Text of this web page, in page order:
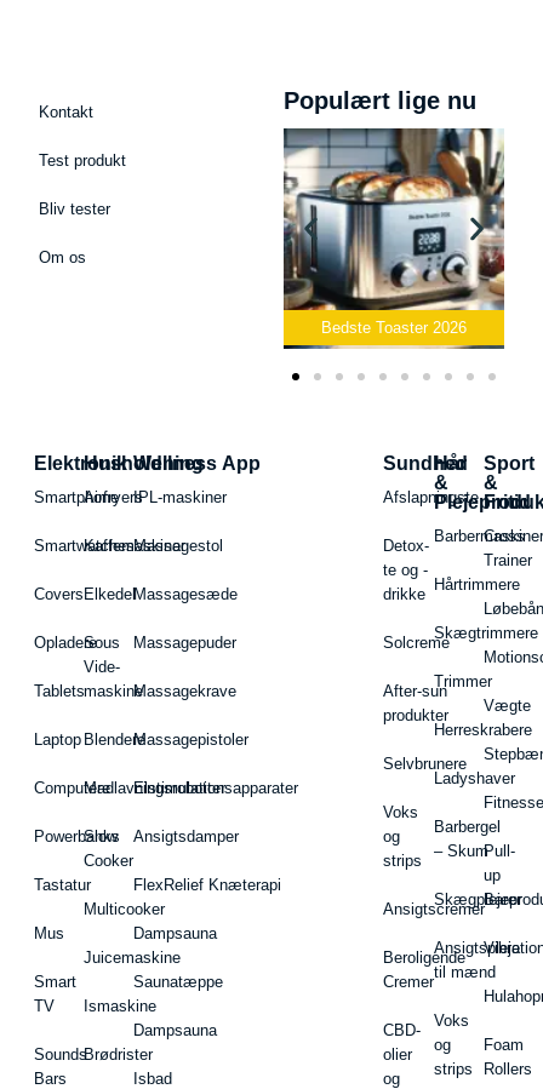
Kontakt
Test produkt
Bliv tester
Om os
Populært lige nu
Bedste Toaster 2026
Elektronik
Smartphone
Smartwatches
Covers
Opladere
Tablets
Laptop
Computere
Powerbanks
Tastatur
Mus
Smart
TV
Sounds
Bars
Husholdning
Airfryers
Kaffemaskiner
Elkedel
Sous
Vide-
maskine
Blendere
Madlavningsrobotter
Slow
Cooker
Multicooker
Juicemaskine
Ismaskine
Brødrister
Wellness App
IPL-maskiner
Massagestol
Massagesæde
Massagepuder
Massagekrave
Massagepistoler
Elstimulationsapparater
Ansigtsdamper
FlexRelief Knæterapi
Dampsauna
Saunatæppe
Dampsauna
Isbad
Sundhed
Afslapningste
Detox-
te og -
drikke
Solcreme
After-sun
produkter
Selvbrunere
Voks
og
strips
Ansigtscremer
Beroligende
Cremer
CBD-
olier
og
Hår
&
Hårtrimmere
Skægtrimmere
Trimmer
Herreskrabere
Ladyshaver
Barbergel
– Skum
Ansigtspleje
til mænd
Voks
og
strips
Sport
&
Fritid
Cross
Trainer
Vægte
Pull-
up
Barer
Foam
Rollers